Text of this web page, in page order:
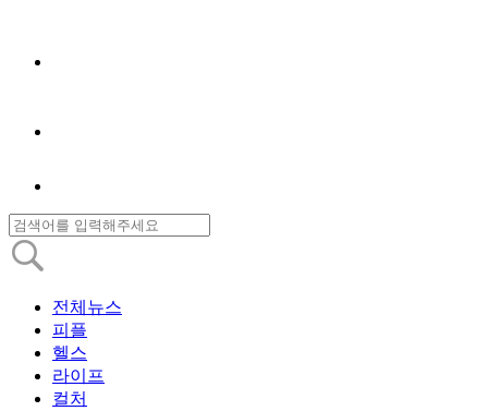
전체뉴스
피플
헬스
라이프
컬처